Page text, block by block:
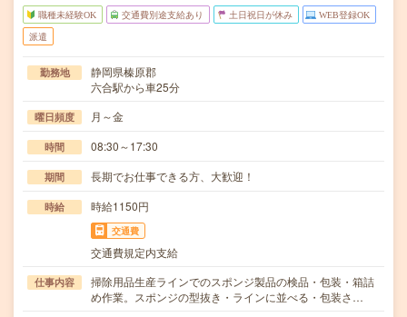
職種未経験OK 交通費別途支給あり 土日祝日が休み WEB登録OK
派遣
勤務地
静岡県榛原郡
六合駅から車25分
曜日頻度 月～金
時間 08:30～17:30
期間 長期でお仕事できる方、大歓迎！
時給 時給1150円
交通費
交通費規定内支給
仕事内容
掃除用品生産ラインでのスポンジ製品の検品・包装・箱詰
め作業。スポンジの型抜き・ラインに並べる・包装さ…